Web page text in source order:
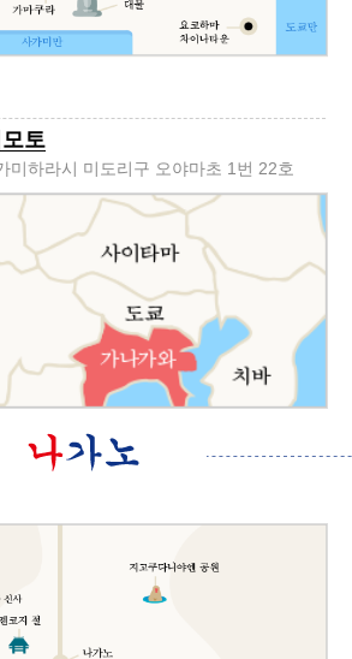
토
미하라시 미도리구 오야마초 1번 22호